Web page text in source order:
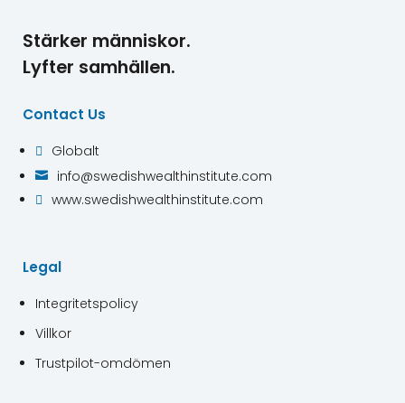
Stärker människor.
Lyfter samhällen.
Contact Us
 Globalt
 info@swedishwealthinstitute.com
 www.swedishwealthinstitute.com
Legal
Integritetspolicy
Villkor
Trustpilot-omdömen